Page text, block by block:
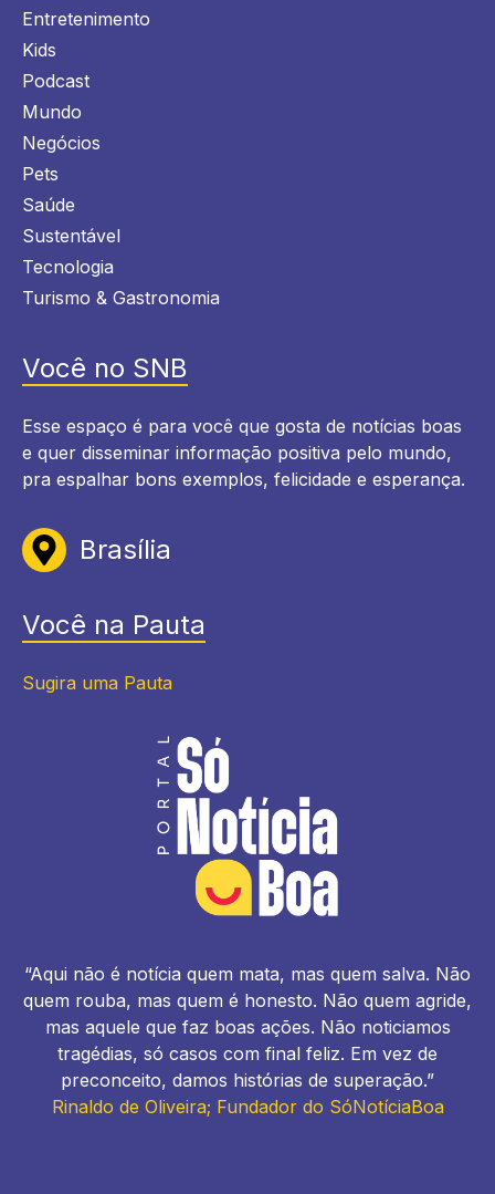
Entretenimento
Kids
Podcast
Mundo
Negócios
Pets
Saúde
Sustentável
Tecnologia
Turismo & Gastronomia
Você no SNB
Esse espaço é para você que gosta de notícias boas
e quer disseminar informação positiva pelo mundo,
pra espalhar bons exemplos, felicidade e esperança.
Brasília
Você na Pauta
Sugira uma Pauta
“Aqui não é notícia quem mata, mas quem salva. Não
quem rouba, mas quem é honesto. Não quem agride,
mas aquele que faz boas ações. Não noticiamos
tragédias, só casos com final feliz. Em vez de
preconceito, damos histórias de superação.”
Rinaldo de Oliveira; Fundador do SóNotíciaBoa